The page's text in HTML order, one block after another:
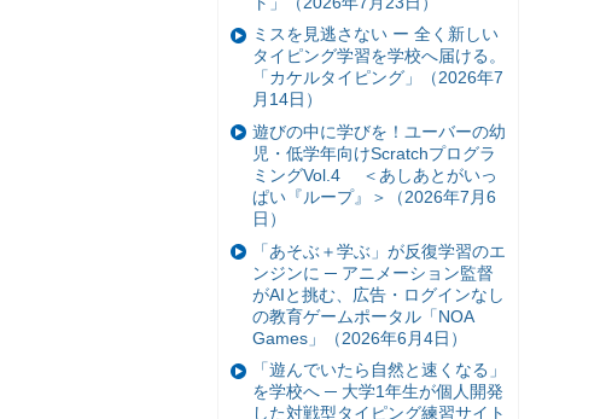
ミスを見逃さない ー 全く新しい
タイピング学習を学校へ届ける。
「カケルタイピング」（2026年7
月14日）
遊びの中に学びを！ユーバーの幼
児・低学年向けScratchプログラ
ミングVol.4 ＜あしあとがいっ
ぱい『ループ』＞（2026年7月6
日）
「あそぶ＋学ぶ」が反復学習のエ
ンジンに ─ アニメーション監督
がAIと挑む、広告・ログインなし
の教育ゲームポータル「NOA
Games」（2026年6月4日）
「遊んでいたら自然と速くなる」
を学校へ ─ 大学1年生が個人開発
した対戦型タイピング練習サイト